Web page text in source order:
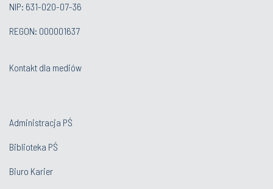
NIP: 631-020-07-36
REGON: 000001637
Kontakt dla mediów
Administracja PŚ
Biblioteka PŚ
Biuro Karier